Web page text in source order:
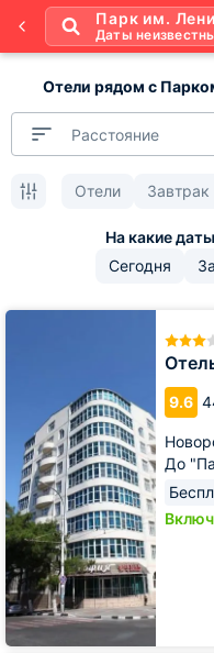
Парк им.
Даты
Отели рядом с
Расстояние
Отели
Сегодня
9.6
До
Отель